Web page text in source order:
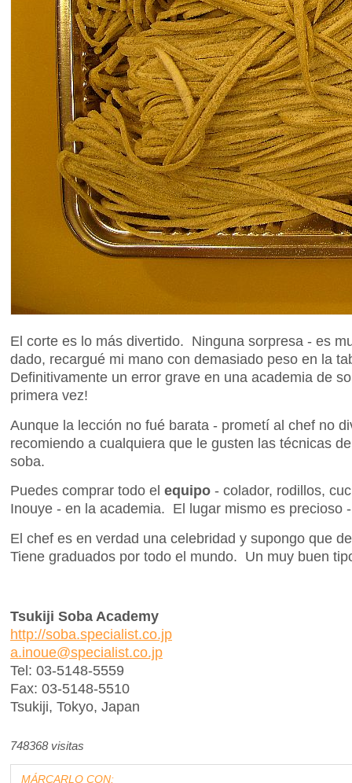
El corte es lo más divertido. Ninguna sorpresa - es
dado, recargué mi mano con demasiado peso en la
Definitivamente un error grave en una academia de
primera vez!
Aunque la lección no fué barata - prometí al chef no
recomiendo a cualquiera que le gusten las técnicas
soba.
Puedes comprar todo el equipo - colador, rodillos,
Inouye - en la academia. El lugar mismo es
El chef es en verdad una celebridad y supongo que
Tiene graduados por todo el mundo. Un muy buen
Tsukiji Soba Academy
http://soba.specialist.co.jp
a.inoue@specialist.co.jp
Tel: 03-5148-5559
Fax: 03-5148-5510
Tsukiji, Tokyo, Japan
748368 visitas
MÁRCARLO CON: